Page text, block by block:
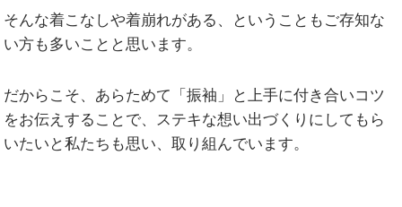
そんな着こなしや着崩れがある、ということもご存知な
い方も多いことと思います。
だからこそ、あらためて「振袖」と上手に付き合いコツ
をお伝えすることで、ステキな想い出づくりにしてもら
いたいと私たちも思い、取り組んでいます。